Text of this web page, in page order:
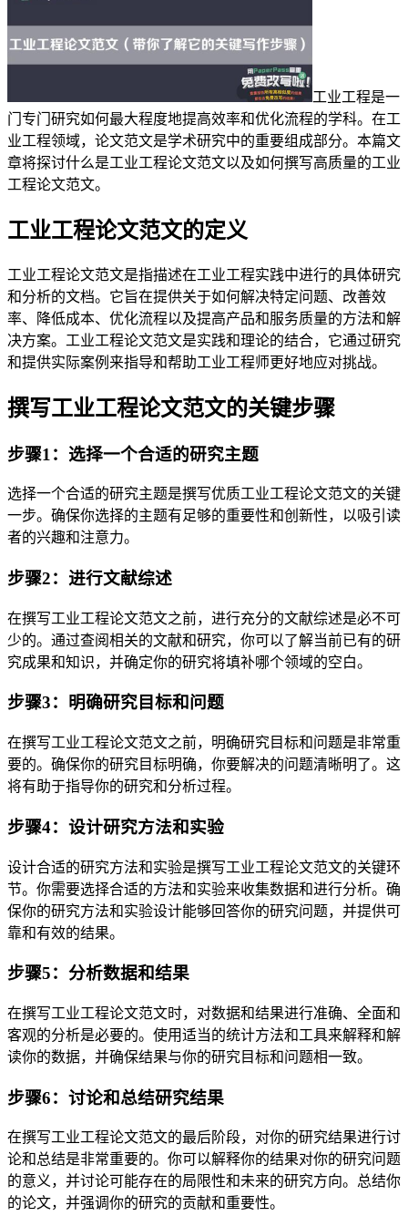
工业工程是一
门专门研究如何最大程度地提高效率和优化流程的学科。在工
业工程领域，论文范文是学术研究中的重要组成部分。本篇文
章将探讨什么是工业工程论文范文以及如何撰写高质量的工业
工程论文范文。
工业工程论文范文的定义
工业工程论文范文是指描述在工业工程实践中进行的具体研究
和分析的文档。它旨在提供关于如何解决特定问题、改善效
率、降低成本、优化流程以及提高产品和服务质量的方法和解
决方案。工业工程论文范文是实践和理论的结合，它通过研究
和提供实际案例来指导和帮助工业工程师更好地应对挑战。
撰写工业工程论文范文的关键步骤
步骤1：选择一个合适的研究主题
选择一个合适的研究主题是撰写优质工业工程论文范文的关键
一步。确保你选择的主题有足够的重要性和创新性，以吸引读
者的兴趣和注意力。
步骤2：进行文献综述
在撰写工业工程论文范文之前，进行充分的文献综述是必不可
少的。通过查阅相关的文献和研究，你可以了解当前已有的研
究成果和知识，并确定你的研究将填补哪个领域的空白。
步骤3：明确研究目标和问题
在撰写工业工程论文范文之前，明确研究目标和问题是非常重
要的。确保你的研究目标明确，你要解决的问题清晰明了。这
将有助于指导你的研究和分析过程。
步骤4：设计研究方法和实验
设计合适的研究方法和实验是撰写工业工程论文范文的关键环
节。你需要选择合适的方法和实验来收集数据和进行分析。确
保你的研究方法和实验设计能够回答你的研究问题，并提供可
靠和有效的结果。
步骤5：分析数据和结果
在撰写工业工程论文范文时，对数据和结果进行准确、全面和
客观的分析是必要的。使用适当的统计方法和工具来解释和解
读你的数据，并确保结果与你的研究目标和问题相一致。
步骤6：讨论和总结研究结果
在撰写工业工程论文范文的最后阶段，对你的研究结果进行讨
论和总结是非常重要的。你可以解释你的结果对你的研究问题
的意义，并讨论可能存在的局限性和未来的研究方向。总结你
的论文，并强调你的研究的贡献和重要性。